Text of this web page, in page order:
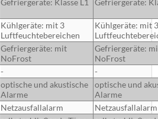
Kühlgeräte: mit 3
Luftfeuchtebereichen
Kühlgeräte: mit 3
Gefriergeräte: mit
NoFrost
Gefriergeräte:
NoFrost
-
-
optische und akustische
Alarme
optische und
Alarme
Netzausfallalarm
Netzausfallalarm